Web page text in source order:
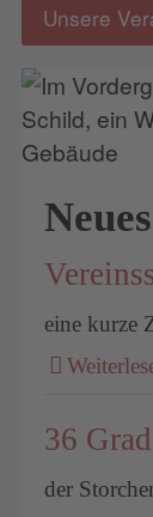
Unsere
eine kurze
36
der